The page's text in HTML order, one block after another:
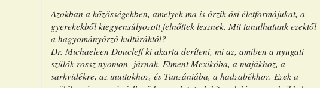
Azokban a közösségekben, amelyek ma is őrzik ősi életformájukat, a
gyerekekből kiegyensúlyozott felnőttek lesznek. Mit tanulhatunk ezektől
a hagyományőrző kultúráktól?
Dr. Michaeleen Doucleff ki akarta deríteni, mi az, amiben a nyugati
szülők rossz nyomon járnak. Elment Mexikóba, a majákhoz, a
sarkvidékre, az inuitokhoz, és Tanzániába, a hadzabékhoz. Ezek a